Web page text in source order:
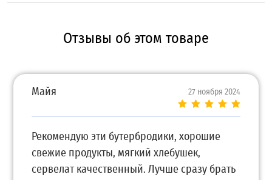
Отзывы об этом товаре
Майя 27 ноября 2024
Рекомендую эти бутербродики, хорошие
свежие продукты, мягкий хлебушек,
сервелат качественный. Лучше сразу брать